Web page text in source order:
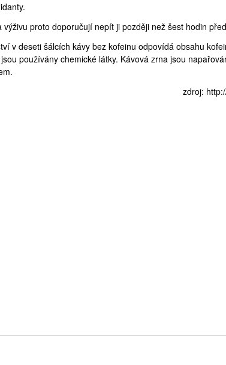
výživu proto doporučují nepít ji později než šest hodin
v deseti šálcích kávy bez kofeinu odpovídá obsahu
používány chemické látky. Kávová zrna jsou
zdroj: